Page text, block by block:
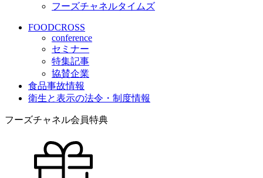
フーズチャネルタイムズ
FOODCROSS
conference
セミナー
特集記事
協賛企業
食品事故情報
衛生と表示の法令・制度情報
フーズチャネル会員特典